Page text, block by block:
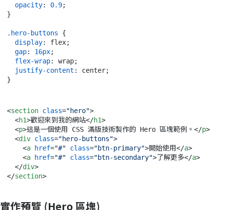
opacity: 0.9;
}
.hero-buttons {
display: flex;
gap: 16px;
flex-wrap: wrap;
justify-content : center;
<section class="hero">
<h1>歡迎來到我的網站</h1>
<p>這是一個使用 CSS 滿版技術製作的 Hero 區塊範例。 </p>
<div class="hero-buttons">
<a href="#" class="btn-primary">開始使用</a>
<a href="#" class="btn-secondary">了解更多</a>
</div>
</section>
實作預覽 (Hero 區塊)